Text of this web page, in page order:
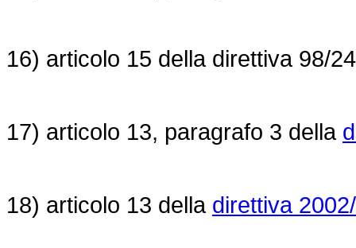
16) articolo 15 della direttiva 98/
17) articolo 13, paragrafo 3 della
18) articolo 13 della direttiva